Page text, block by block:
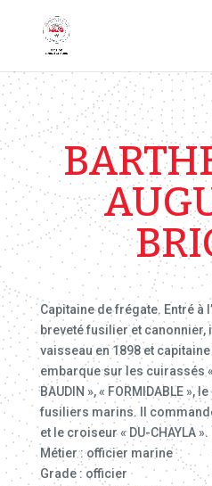
Capitaine de frégate. Entré à
breveté fusilier et canonnier,
vaisseau en 1898 et capitaine
embarque sur les cuirassés «
BAUDIN », « FORMIDABLE »,
fusiliers marins. Il
et le croiseur « DU-CHAYLA ».
Métier : officier marine
Grade : officier